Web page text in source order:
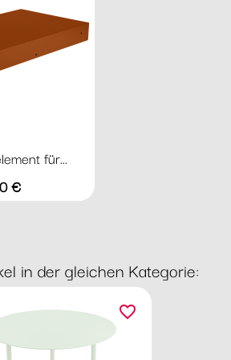
für...
€
in der gleichen Kategorie:
favorite_border